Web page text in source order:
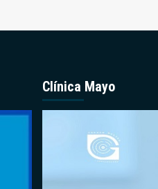
Clínica Mayo